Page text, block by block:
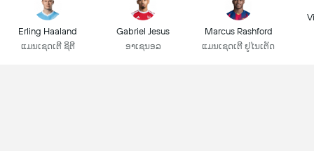
Erling Haaland
ແມນເຊດເຕີ ຊິຕີ
Gabriel Jesus
ອາເຊນອລ
Marcus Rashford
ແມນເຊດເຕີ ຢູໄນເຕັດ